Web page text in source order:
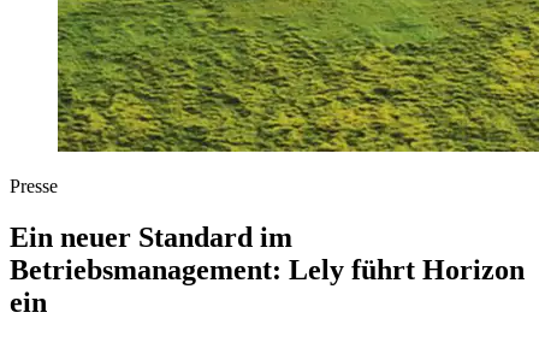
Presse
Ein neuer Standard im
Betriebsmanagement: Lely führt Horizon
ein